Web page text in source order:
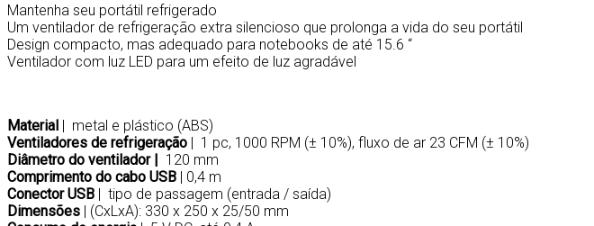
Mantenha seu portátil refrigerado
Um ventilador de refrigeração extra silencioso que prolonga a vida do seu portátil
Design compacto, mas adequado para notebooks de até 15.6 “
Ventilador com luz LED para um efeito de luz agradável
Material | metal e plástico (ABS)
Ventiladores de refrigeração | 1 pc, 1000 RPM (± 10%), fluxo de ar 23 CFM (± 10%)
Diâmetro do ventilador | 120 mm
Comprimento do cabo USB | 0,4 m
Conector USB | tipo de passagem (entrada / saída)
Dimensões | (CxLxA): 330 x 250 x 25/50 mm